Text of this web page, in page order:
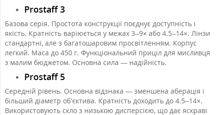
Prostaff 3
Базова серія. Простота конструкції поєднує доступність і
якість. Кратність варіюється у межах 3–9× або 4.5–14×. Лінзи
стандартні, але з багатошаровим просвітленням. Корпус
легкий. Маса до 450 г. Функціональний приціл для мисливця
з малим бюджетом. Основна сила — надійність.
Prostaff 5
Середній рівень. Основна відзнака — зменшена аберація і
більший діаметр об’єктива. Кратність доходить до 4.5–14×.
Використовують скло з низькою дисперсією, що дає яскраві